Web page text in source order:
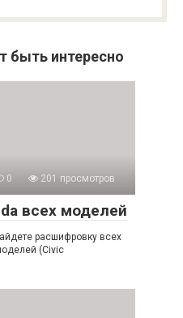
быть интересно
0 201 просмотров
всех моделей
расшифровку всех
(Civic